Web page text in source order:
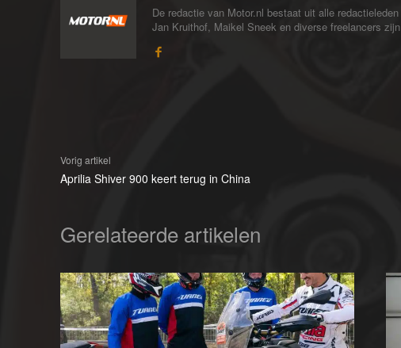
De redactie van Motor.nl bestaat uit alle
Jan Kruithof, Maikel Sneek en diverse freelancers
Vorig artikel
Aprilia Shiver 900 keert terug in China
Gerelateerde artikelen